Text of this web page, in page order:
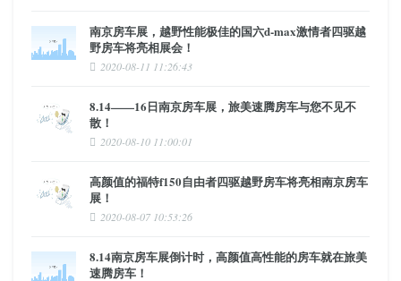
南京房车展，越野性能极佳的国六d-max激情者四驱越
野房车将亮相展会！
2020-08-11 11:26:43
8.14——16日南京房车展，旅美速腾房车与您不见不
散！
2020-08-10 11:00:01
高颜值的福特f150自由者四驱越野房车将亮相南京房车
展！
2020-08-07 10:53:26
8.14南京房车展倒计时，高颜值高性能的房车就在旅美
速腾房车！